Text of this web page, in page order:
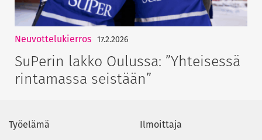
Neuvottelukierros 17.2.2026
SuPerin lakko Oulussa: ”Yhteisessä
rintamassa seistään”
Työelämä
Ilmoittaja